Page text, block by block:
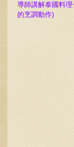
導師講解泰國料
的烹調動作)